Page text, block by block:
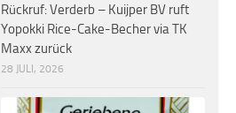
Rückruf: Verderb – Kuijper BV ruft
Yopokki Rice-Cake-Becher via TK
Maxx zurück
28 JULI, 2026